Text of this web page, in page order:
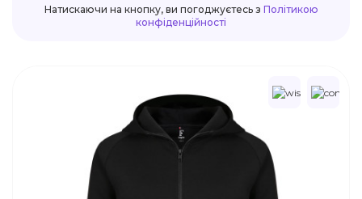
Натискаючи на кнопку, ви погоджуєтесь з Політикою
конфіденційності